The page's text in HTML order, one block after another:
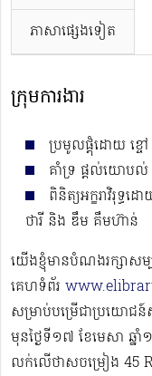
ភាសាផ្សេងទៀត
ក្រុមការងារ
ប្រមូលផ្ដុំដោយ ខ្ច
គាំទ្រ ផ្ដល់យោ
ពិនិត្យអក្ខរាវិរុទ្
ថារី និង ឌឹម គឹមហ៊ាន់
យើងខ្ញុំមានបំណងរក្សាសម្
គេហទំព័រ
សម្រាប់បម្រើជាប្រយោ
មុនថ្ងៃទី១៧ ខែមេសា ឆ្ន
លក់លើថាសចម្រៀង 45